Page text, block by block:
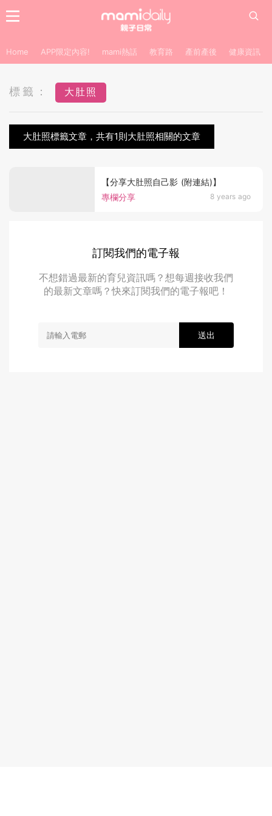
Home APP限定內容! mami熱話 教育路 產前產後 健康資訊
標籤： 大肚照
大肚照標籤文章，共有1則大肚照相關的文章
專欄分享 8 years ago
【分享大肚照自己影 (附連結)】
訂閱我們的電子報
不想錯過最新的育兒資訊嗎？想每週接收我們
的最新文章嗎？快來訂閱我們的電子報吧！
送出